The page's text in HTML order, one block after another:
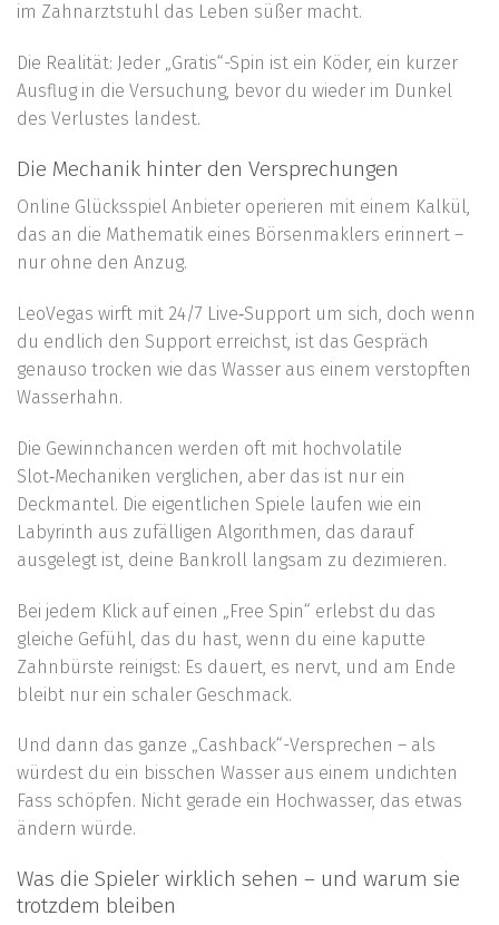
im Zahnarztstuhl das Leben süßer macht.
Die Realität: Jeder „Gratis“-Spin ist ein Köder, ein kurzer
Ausflug in die Versuchung, bevor du wieder im Dunkel
des Verlustes landest.
Die Mechanik hinter den Versprechungen
Online Glücksspiel Anbieter operieren mit einem Kalkül,
das an die Mathematik eines Börsenmaklers erinnert –
nur ohne den Anzug.
LeoVegas wirft mit 24/7 Live‑Support um sich, doch wenn
du endlich den Support erreichst, ist das Gespräch
genauso trocken wie das Wasser aus einem verstopften
Wasserhahn.
Die Gewinnchancen werden oft mit hochvolatile
Slot‑Mechaniken verglichen, aber das ist nur ein
Deckmantel. Die eigentlichen Spiele laufen wie ein
Labyrinth aus zufälligen Algorithmen, das darauf
ausgelegt ist, deine Bankroll langsam zu dezimieren.
Bei jedem Klick auf einen „Free Spin“ erlebst du das
gleiche Gefühl, das du hast, wenn du eine kaputte
Zahnbürste reinigst: Es dauert, es nervt, und am Ende
bleibt nur ein schaler Geschmack.
Und dann das ganze „Cashback“-Versprechen – als
würdest du ein bisschen Wasser aus einem undichten
Fass schöpfen. Nicht gerade ein Hochwasser, das etwas
ändern würde.
Was die Spieler wirklich sehen – und warum sie
trotzdem bleiben